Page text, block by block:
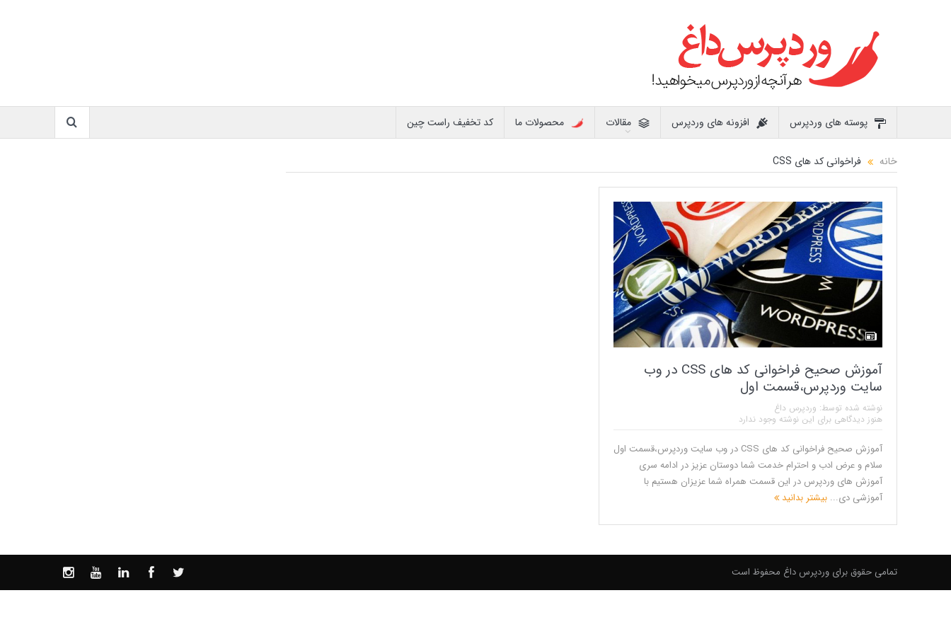
پوسته های وردپرس افزونه های وردپرس مقالات محصولات ما کد تخفیف راست چین
خانه فراخوانی کد های CSS
آموزش صحیح فراخوانی کد های CSS در وب
سایت وردپرس،قسمت اول
نوشته شده توسط: وردپرس داغ
هنوز دیدگاهی برای این نوشته وجود ندارد
آموزش صحیح فراخوانی کد های CSS در وب سایت وردپرس،قسمت اول
سلام و عرض ادب و احترام خدمت شما دوستان عزیز در ادامه سری
آموزش های وردپرس در این قسمت همراه شما عزیزان هستیم با
آموزشی دی...بیشتر بدانید
تمامی حقوق برای وردپرس داغ محفوظ است